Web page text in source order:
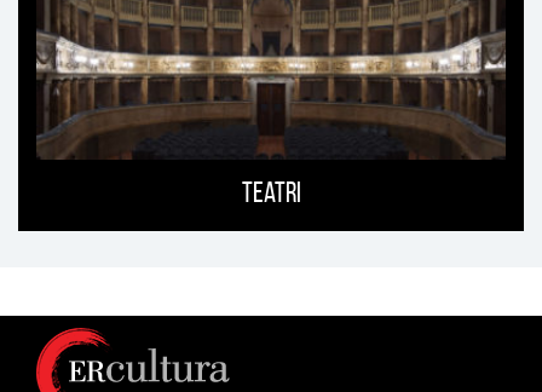
Teatri